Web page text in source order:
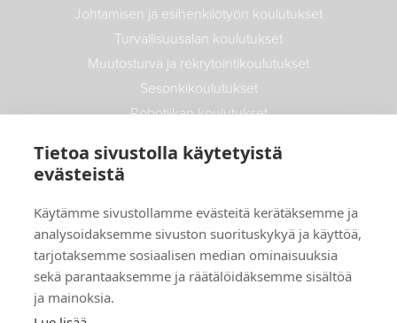
Johtamisen ja esihenkilötyön koulutukset
Turvallisuusalan koulutukset
Muutosturva ja rekrytointikoulutukset
Sesonkikoulutukset
Robotiikan koulutukset
Autoalan koulutukset
Info
Uutiset
Yritys- ja opiskelijatarinat
Tietoa sivustolla käytetyistä
evästeistä
Käytämme sivustollamme evästeitä kerätäksemme ja
analysoidaksemme sivuston suorituskykyä ja käyttöä,
tarjotaksemme sosiaalisen median ominaisuuksia
sekä parantaaksemme ja räätälöidäksemme sisältöä
ja mainoksia.